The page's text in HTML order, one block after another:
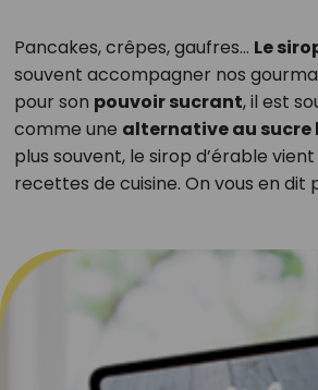
Pancakes, crêpes, gaufres… Le
souvent accompagner nos
pour son pouvoir sucrant, il est
comme une alternative au sucre
plus souvent, le sirop d’érable
recettes de cuisine. On vous en dit